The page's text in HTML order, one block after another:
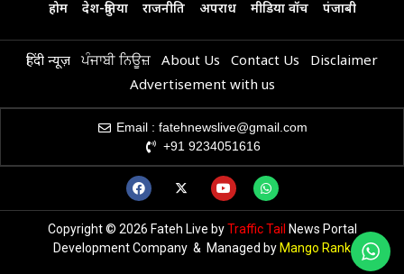
होम देश-दुनिया राजनीति अपराध मीडिया वॉच पंजाबी
हिंदी न्यूज़ ਪੰਜਾਬੀ ਨਿਊਜ਼ About Us Contact Us
Disclaimer
Advertisement with us
Email : fatehnewslive@gmail.com
+91 9234051616
Copyright © 2026 Fateh Live byTraffic Tail News Portal
Development Company & Managed by Mango Rank